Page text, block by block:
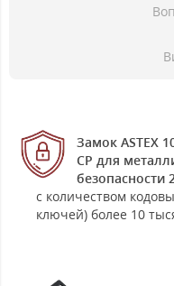
Замок ASTEX
CP для
безопасности
с количеством
ключей) более 10